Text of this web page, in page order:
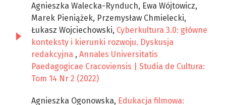
Agnieszka Walecka-Rynduch, Ewa Wójtowicz,
Marek Pieniążek, Przemysław Chmielecki,
Łukasz Wojciechowski, Cyberkultura 3.0: główne
konteksty i kierunki rozwoju. Dyskusja
redakcyjna , Annales Universitatis
Paedagogicae Cracoviensis | Studia de Cultura:
Tom 14 Nr 2 (2022)
Agnieszka Ogonowska, Edukacja filmowa: